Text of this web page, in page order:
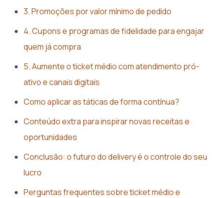
3. Promoções por valor mínimo de pedido
4. Cupons e programas de fidelidade para engajar
quem já compra
5. Aumente o ticket médio com atendimento pró-
ativo e canais digitais
Como aplicar as táticas de forma contínua?
Conteúdo extra para inspirar novas receitas e
oportunidades
Conclusão: o futuro do delivery é o controle do seu
lucro
Perguntas frequentes sobre ticket médio e